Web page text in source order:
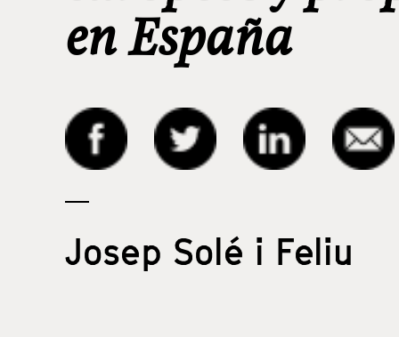
en España
Josep Solé i Feliu